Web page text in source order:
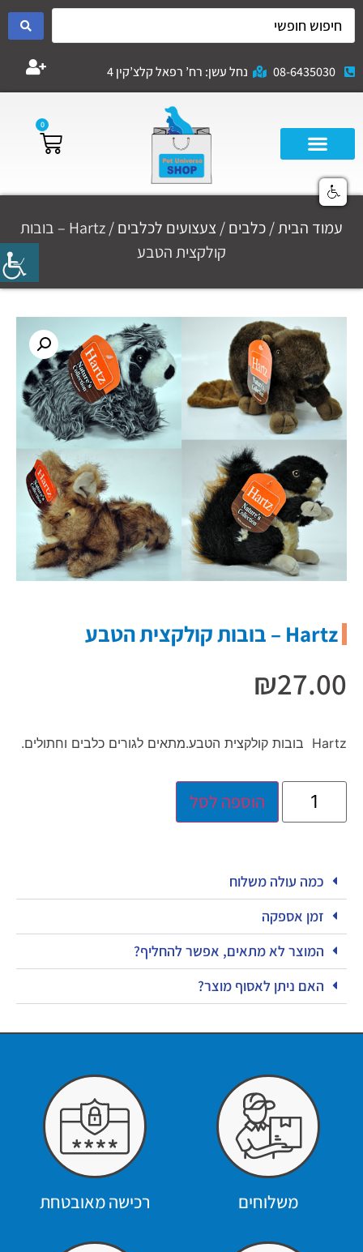
08-6435030 נחל עשן: רח’ רפאל קלצ’קין 4
0
עמוד הבית/כלבים/ צעצועים לכלבים
/ Hartz – בובות
קולקצית הטבע
Hartz – בובות קולקצית הטבע
₪27.00
Hartz בובות קולקצית הטבע.מתאים לגורים כלבים וחתולים.
הוספה לסל
כמה עולה משלוח
זמן אספקה
המוצר לא מתאים, אפשר להחליף?
האם ניתן לאסוף מוצר?
משלוחים רכישה מאובטחת